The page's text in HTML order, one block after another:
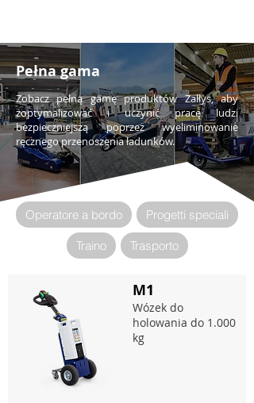
Pełna gama
Zobacz pełną gamę produktów Zallys, aby
zoptymalizować i uczynić pracę ludzi
bezpieczniejszą poprzez wyeliminowanie
ręcznego przenoszenia ładunków.
Operatore a bordo Progetti speciali
Traino Trasporto
M1
Wózek do
holowania do 1.000
kg